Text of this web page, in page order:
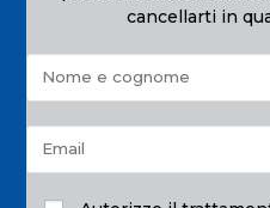
cancellarti in